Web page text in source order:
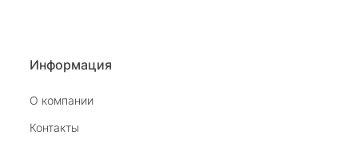
Информация
О компании
Контакты